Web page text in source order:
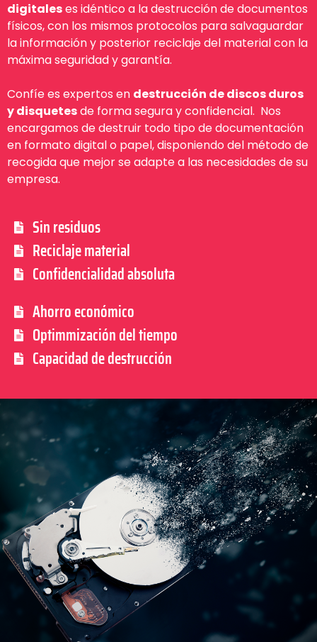
digitaleses idéntico a la destrucción de documentos
físicos, con los mismos protocolos para salvaguardar
la información y posterior reciclaje del material con la
máxima seguridad y garantía.
Confíe es expertos en destrucción de discos duros
y disquetesde forma segura y confidencial. Nos
encargamos de destruir todo tipo de documentación
en formato digital o papel, disponiendo del método de
recogida que mejor se adapte a las necesidades de su
empresa.
Sin residuos
Reciclaje material
Confidencialidad absoluta
Ahorro económico
Optimmización del tiempo
Capacidad de destrucción